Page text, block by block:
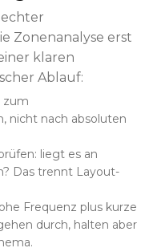
echter
Zonenanalyse erst
klaren
Ablauf:
zum
nicht nach absoluten
liegt es an
Das trennt Layout-
Frequenz plus kurze
durch, halten aber